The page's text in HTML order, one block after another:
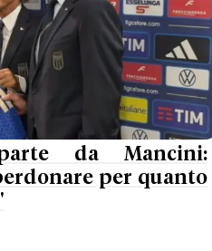
da Mancini:
per quanto